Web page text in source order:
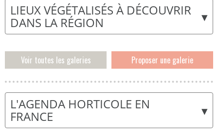
▾
LIEUX VÉGÉTALISÉS À DÉCOUVRIR
DANS LA RÉGION
Voir toutes les galeries Proposer une galerie
▾
L'AGENDA HORTICOLE EN
FRANCE